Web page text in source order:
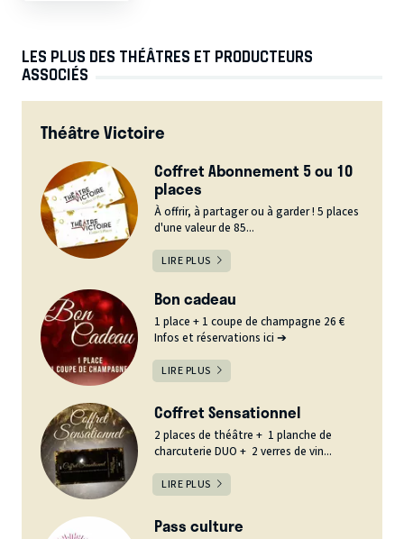
LES PLUS DES THÉÂTRES ET PRODUCTEURS
ASSOCIÉS
Théâtre Victoire
Coffret Abonnement 5 ou 10
places
À offrir, à partager ou à garder ! 5 places
d'une valeur de 85...
LIRE PLUS
Bon cadeau
1 place + 1 coupe de champagne 26 €
Infos et réservations ici ➔
LIRE PLUS
Coffret Sensationnel
2 places de théâtre + 1 planche de
charcuterie DUO + 2 verres de vin...
LIRE PLUS
Pass culture